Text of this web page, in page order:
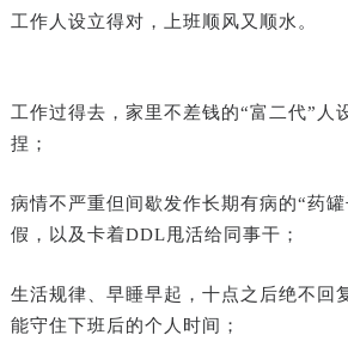
工作人设立得对，上班顺风又顺水。
工作过得去，家里不差钱的“富二代”人
捏；
病情不严重但间歇发作长期有病的“药
假，以及卡着DDL甩活给同事干；
生活规律、早睡早起，十点之后绝不回
能守住下班后的个人时间；